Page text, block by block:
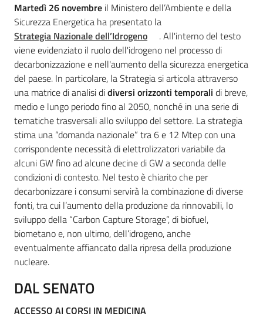
Martedì 26 novembre il Ministero dell’Ambiente e della
Sicurezza Energetica ha presentato la
Strategia Nazionale dell’Idrogeno
. All'interno del testo
viene evidenziato il ruolo dell'idrogeno nel processo di
decarbonizzazione e nell'aumento della sicurezza energetica
del paese. In particolare, la Strategia si articola attraverso
una matrice di analisi didiversi orizzonti temporali di breve,
medio e lungo periodo fino al 2050, nonché in una serie di
tematiche trasversali allo sviluppo del settore. La strategia
stima una “domanda nazionale” tra 6 e 12 Mtep con una
corrispondente necessità di elettrolizzatori variabile da
alcuni GW fino ad alcune decine di GW a seconda delle
condizioni di contesto. Nel testo è chiarito che per
decarbonizzare i consumi servirà la combinazione di diverse
fonti, tra cui l’aumento della produzione da rinnovabili, lo
sviluppo della “Carbon Capture Storage”, di biofuel,
biometano e, non ultimo, dell’idrogeno, anche
eventualmente affiancato dalla ripresa della produzione
nucleare.
DAL SENATO
ACCESSO AI CORSI IN MEDICINA